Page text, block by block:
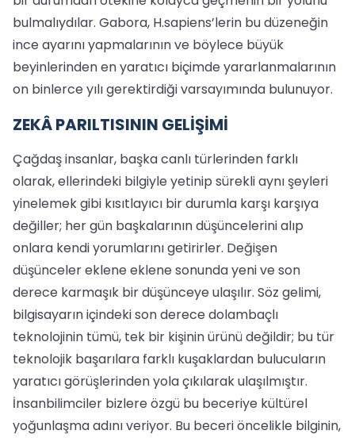
bulmalıydılar. Gabora, H.sapiens’lerin bu düzeneğin
ince ayarını yapmalarının ve böylece büyük
beyinlerinden en yaratıcı biçimde yararlanmalarının
on binlerce yılı gerektirdiği varsayımında bulunuyor.
ZEKÂ PARILTISININ GELİŞİMİ
Çağdaş insanlar, başka canlı türlerinden farklı
olarak, ellerindeki bilgiyle yetinip sürekli aynı şeyleri
yinelemek gibi kısıtlayıcı bir durumla karşı karşıya
değiller; her gün başkalarının düşüncelerini alıp
onlara kendi yorumlarını getirirler. Değişen
düşünceler eklene eklene sonunda yeni ve son
derece karmaşık bir düşünceye ulaşılır. Söz gelimi,
bilgisayarın içindeki son derece dolambaçlı
teknolojinin tümü, tek bir kişinin ürünü değildir; bu tür
teknolojik başarılara farklı kuşaklardan bulucuların
yaratıcı görüşlerinden yola çıkılarak ulaşılmıştır.
İnsanbilimciler bizlere özgü bu beceriye kültürel
yoğunlaşma adını veriyor. Bu beceri öncelikle bilginin,